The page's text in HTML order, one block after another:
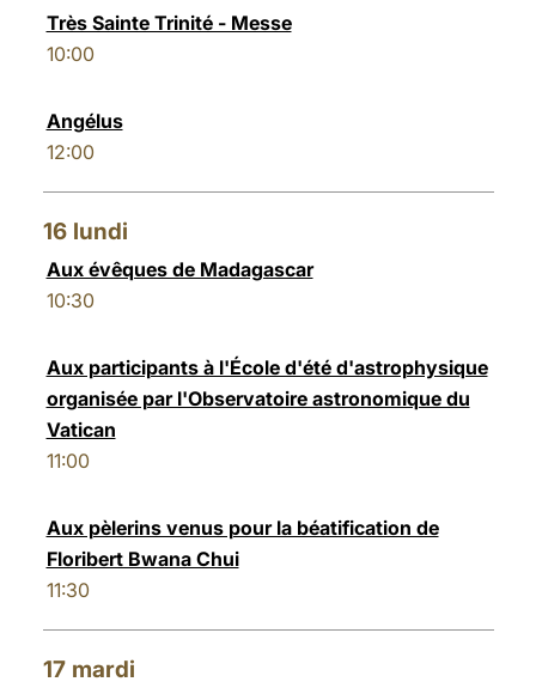
Très Sainte Trinité - Messe
10:00
Angélus
12:00
16 lundi
Aux évêques de Madagascar
10:30
Aux participants à l'École d'été d'astrophysique
organisée par l'Observatoire astronomique du
Vatican
11:00
Aux pèlerins venus pour la béatification de
Floribert Bwana Chui
11:30
17 mardi